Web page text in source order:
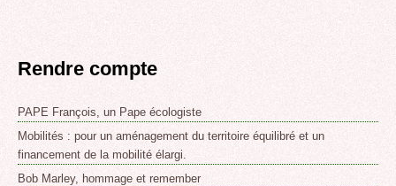
Rendre compte
PAPE François, un Pape écologiste
Mobilités : pour un aménagement du territoire équilibré et un
financement de la mobilité élargi.
Bob Marley, hommage et remember